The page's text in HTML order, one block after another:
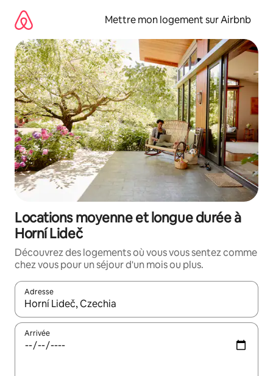
directement
contenu
Mettre mon logement sur Airbnb
Locations moyenne et longue durée à
Horní Lideč
Découvrez des logements où vous vous sentez comme
chez vous pour un séjour d'un mois ou plus.
Adresse
Lorsque les résultats s'affichent, utilisez les flèches vers le
Arrivée